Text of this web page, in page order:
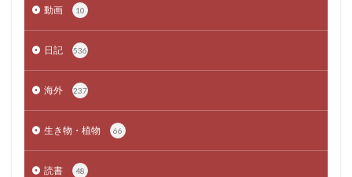
動画 10
日記 536
海外 237
生き物・植物 66
読書 48